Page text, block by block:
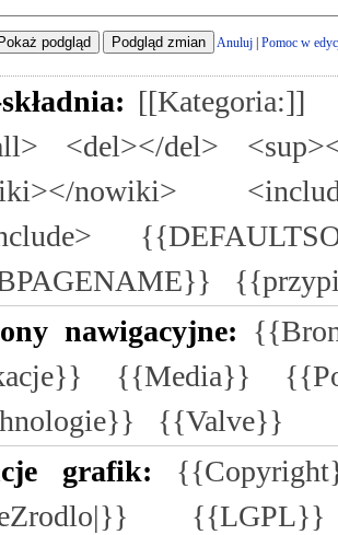
Anuluj Pomoc w
[[Kategoria:]]
<del></del>
nowiki>
nawigacyjne:
{{Media}}
{{Valve}}
grafik: